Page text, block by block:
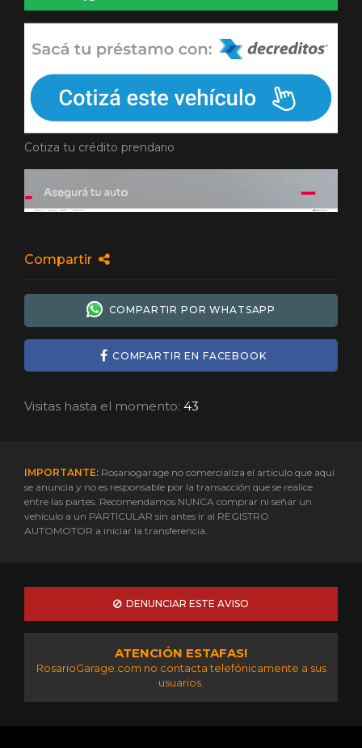
Cotiza tu crédito prendario
Compartir
COMPARTIR POR WHATSAPP
COMPARTIR EN FACEBOOK
Visitas hasta el momento: 43
IMPORTANTE: Rosariogarage no comercializa el artículo que aquí
se anuncia y no es responsable por la transacción que se realice
entre las partes. Recomendamos NUNCA comprar ni señar un
vehículo a un PARTICULAR sin antes ir al REGISTRO
AUTOMOTOR a iniciar la transferencia.
DENUNCIAR ESTE AVISO
ATENCIÓN ESTAFAS!
RosarioGarage.com no contacta telefónicamente a sus
usuarios.